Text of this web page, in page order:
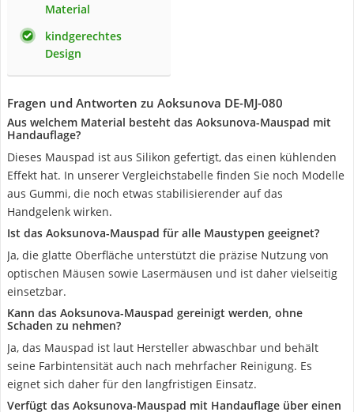
Material
kindgerechtes
Design
Fragen und Antworten zu Aoksunova DE-MJ-080
Aus welchem Material besteht das Aoksunova-Mauspad mit
Handauflage?
Dieses Mauspad ist aus Silikon gefertigt, das einen kühlenden
Effekt hat. In unserer Vergleichstabelle finden Sie noch Modelle
aus Gummi, die noch etwas stabilisierender auf das
Handgelenk wirken.
Ist das Aoksunova-Mauspad für alle Maustypen geeignet?
Ja, die glatte Oberfläche unterstützt die präzise Nutzung von
optischen Mäusen sowie Lasermäusen und ist daher vielseitig
einsetzbar.
Kann das Aoksunova-Mauspad gereinigt werden, ohne
Schaden zu nehmen?
Ja, das Mauspad ist laut Hersteller abwaschbar und behält
seine Farbintensität auch nach mehrfacher Reinigung. Es
eignet sich daher für den langfristigen Einsatz.
Verfügt das Aoksunova-Mauspad mit Handauflage über einen